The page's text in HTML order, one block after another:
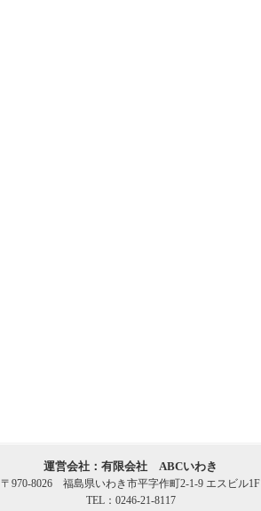
運営会社：有限会社 ABCいわき
〒970-8026 福島県いわき市平字作町2-1-9 エスビル1F
TEL：0246-21-8117